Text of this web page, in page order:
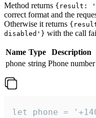
Method returns {result:
correct format and the
Otherwise it returns
disabled'} with the call
Name Type
Description
phone string Phone number
let phone =